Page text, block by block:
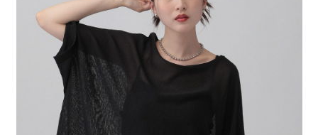
帳／街口支付／iPASS MONEY」等通路繳費。
【注意事項】
1.本服務係由「台灣大哥大股份有限公司」（以下簡稱本公司）所提供，讓
用戶於交易時，得透過本服務購買商品或服務，並由商店將買賣／分期付款
買賣價金債權讓與本公司後，依約使用本公司帳單繳交帳款。
2.基於同意付款使用「大哥付你分期」之契約關係目的，商店將以您的個人
資料（包含姓名、電話或地址）提供予台灣大哥大進項蒐集、處理及利用，
由本公司與您本人進行分期帳單所需資料之確認、核對及更正。
3.完整用戶服務條款，請詳閱以下連結：
https://oppay.tw/userRule
２．訂單成立數日內，您將收到繳費通知簡訊。
３．收到繳費通知簡訊後14天內，點擊此簡訊中的連結，可透過四大超商／
ATM／網路銀行／等多元方式進行付款，方視為交易完成。
※ 請注意：結帳手續完成當下不需立刻繳費，但若您需要取消訂單，請聯絡
購買商品的店家。未經商家同意取消之訂單仍視為有效，需透過AFTEE先享
後付繳納相關費用。
※ 交易是否成功請以「AFTEE先享後付 」之結帳頁面顯示為準，若有關於
是否繳費成功／繳費後需取消欲退款等相關疑問，請聯繫「AFTEE先享後付
客戶支援中心」
https://netprotections.freshdesk.com/support/home
7-11 取貨付款
每筆NT$80，滿NT$1,500(含以上)免運費
付款後 7-11取貨
每筆NT$80，滿NT$1,500(含以上)免運費
每筆NT$80，滿NT$1,500(含以上)免運費